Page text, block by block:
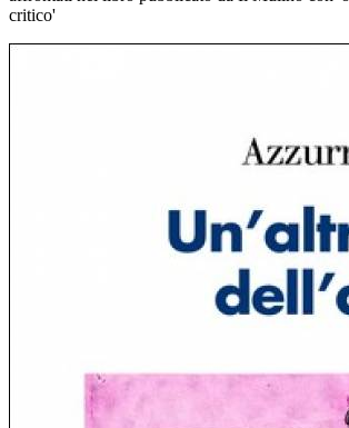
critico'